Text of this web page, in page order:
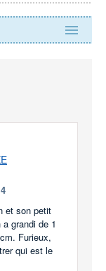
et son petit
grandi de 1
Furieux,
qui est le